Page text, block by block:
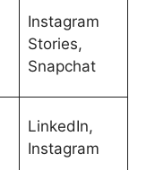
Instagram
Stories,
Snapchat
LinkedIn,
Instagram